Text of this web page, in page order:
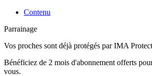
Contenu
Parrainage
Vos proches sont déjà protégés par IMA
Bénéficiez de 2 mois d'abonnement offerts
vous.